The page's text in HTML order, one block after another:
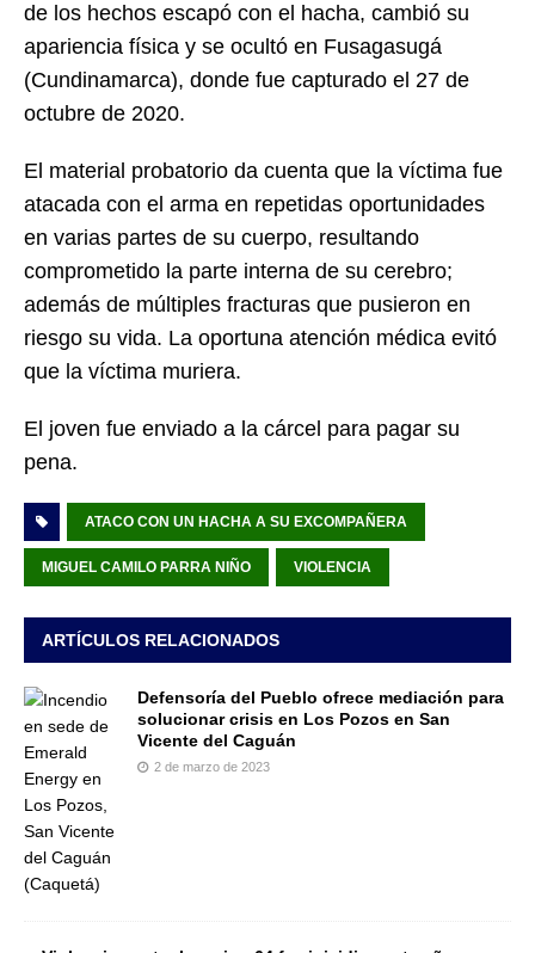
de los hechos escapó con el hacha, cambió su
apariencia física y se ocultó en Fusagasugá
(Cundinamarca), donde fue capturado el 27 de
octubre de 2020.
El material probatorio da cuenta que la víctima fue
atacada con el arma en repetidas oportunidades
en varias partes de su cuerpo, resultando
comprometido la parte interna de su cerebro;
además de múltiples fracturas que pusieron en
riesgo su vida. La oportuna atención médica evitó
que la víctima muriera.
El joven fue enviado a la cárcel para pagar su
pena.
ATACO CON UN HACHA A SU EXCOMPAÑERA
MIGUEL CAMILO PARRA NIÑO VIOLENCIA
ARTÍCULOS RELACIONADOS
Defensoría del Pueblo ofrece mediación para
solucionar crisis en Los Pozos en San
Vicente del Caguán
2 de marzo de 2023